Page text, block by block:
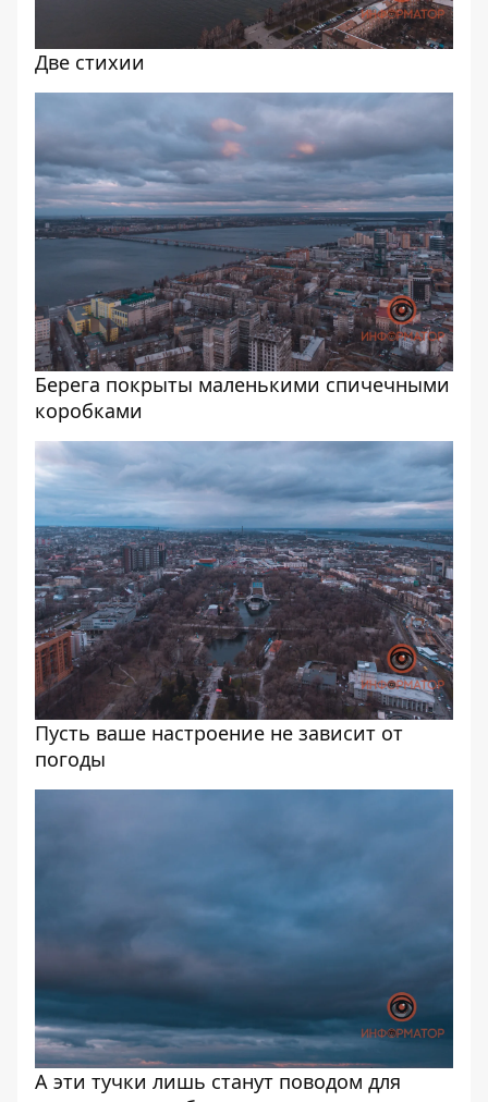
Две стихии
Берега покрыты маленькими спичечными
коробками
Пусть ваше настроение не зависит от
погоды
А эти тучки лишь станут поводом для